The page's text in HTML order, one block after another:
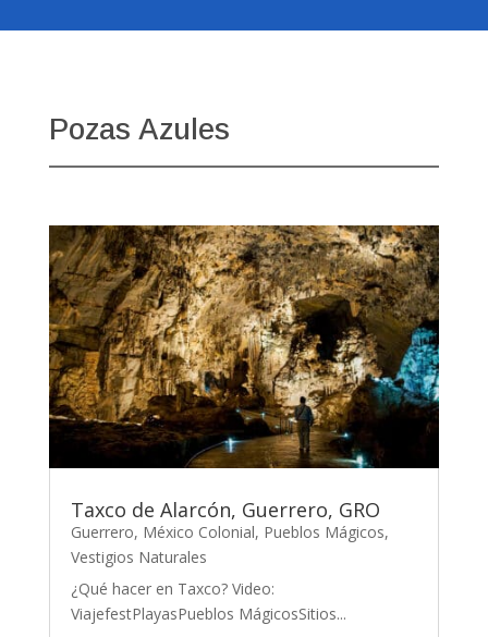
Pozas Azules
Taxco de Alarcón, Guerrero, GRO
Guerrero, México Colonial, Pueblos Mágicos,
Vestigios Naturales
¿Qué hacer en Taxco? Video:
ViajefestPlayasPueblos MágicosSitios...